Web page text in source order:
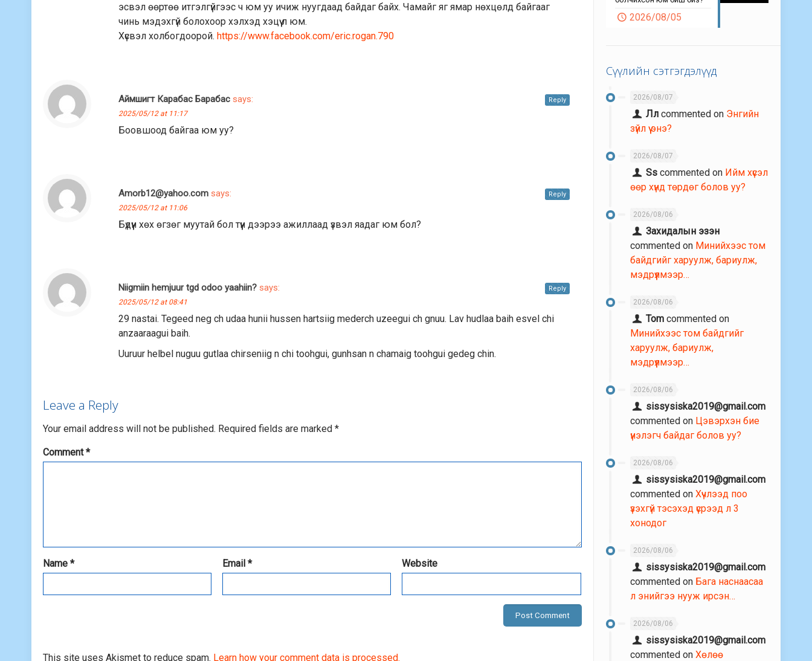
эсвэл өөртөө итгэлгүйгээс ч юм уу ичиж нуугдаад байдаг байх. Чамайг яг ямар нөхцөлд байгааг
чинь мэдэхгүй болохоор хэлхэд хэцүү л юм.
Хүсвэл холбогдоорой. https://www.facebook.com/eric.rogan.790
Аймшигт Карабас Барабас says:
2025/05/12 at 11:17
Боовшоод байгаа юм уу?
Reply
Amorb12@yahoo.com says:
2025/05/12 at 11:06
Бүдүүн хөх өгзөг муутай бол түүн дээрээ ажиллаад үзвэл яадаг юм бол?
Reply
Niigmiin hemjuur tgd odoo yaahiin? says:
2025/05/12 at 08:41
29 nastai. Tegeed neg ch udaa hunii hussen hartsiig mederch uzeegui ch gnuu. Lav hudlaa baih esvel chi
anzaaraagui baih.
Uuruur helbel nuguu gutlaa chirseniig n chi toohgui, gunhsan n chamaig toohgui gedeg chin.
Reply
Leave a Reply
Your email address will not be published. Required fields are marked*
Comment*
Name* Email* Website
This site uses Akismet to reduce spam. Learn how your comment data is processed.
2026/08/05
Сүүлийн сэтгэгдэлүүд
2026/08/07
Лл commented on Энгийн
зүйл үү энэ?
2026/08/07
Ss commented on Ийм хүсэл
өөр хүнд төрдөг болов уу?
2026/08/06
Захидалын эзэн
commented on Минийхээс том
байдгийг харуулж, бариулж,
мэдрүүлмээр…
2026/08/06
Tom commented on
Минийхээс том байдгийг
харуулж, бариулж,
мэдрүүлмээр…
2026/08/06
sissysiska2019@gmail.com
commented on Цэвэрхэн бие
үнэлэгч байдаг болов уу?
2026/08/06
sissysiska2019@gmail.com
commented on Хүчлээд поо
үзэхгүй тэсэхэд үсрээд л 3
хонодог
2026/08/06
sissysiska2019@gmail.com
commented on Бага наснаасаа
л энийгээ нууж ирсэн…
2026/08/06
sissysiska2019@gmail.com
commented on Хөлөө